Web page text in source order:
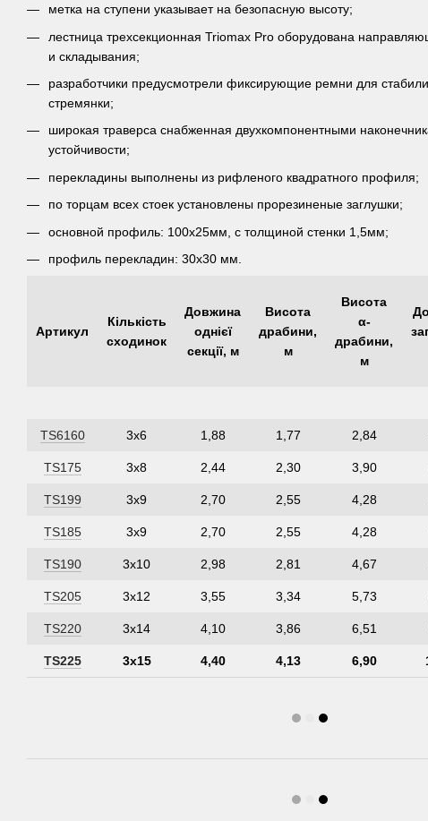
метка на ступени указывает на безопасную высоту;
лестница трехсекционная Triomax Pro оборудована
и складывания;
разработчики предусмотрели фиксирующие ремни для
стремянки;
широкая траверса снабженная двухкомпонентными
устойчивости;
перекладины выполнены из рифленого квадратного профиля;
по торцам всех стоек установлены прорезиненые заглушки;
основной профиль: 100х25мм, с толщиной стенки 1,5мм;
профиль перекладин: 30х30 мм.
Артикул
Кількість
сходинок
Довжина
однієї
секції, м
Висота
драбини,
м
Висота
α-
драбини,
м
TS6160 3х6 1,88 1,77 2,84
TS175 3х8 2,44 2,30 3,90
TS199 3х9 2,70 2,55 4,28
TS185 3х9 2,70 2,55 4,28
TS190 3х10 2,98 2,81 4,67
TS205 3х12 3,55 3,34 5,73
TS220 3х14 4,10 3,86 6,51
TS225 3х15 4,40 4,13 6,90